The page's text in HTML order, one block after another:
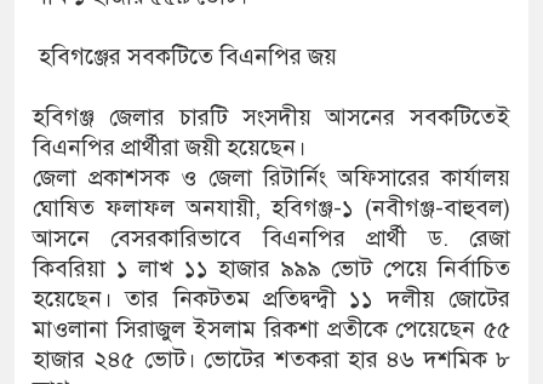
হবিগঞ্জের সবকটিতে বিএনপির জয়
হবিগঞ্জ জেলার চারটি সংসদীয় আসনের সবকটিতেই
বিএনপির প্রার্থীরা জয়ী হয়েছেন।
জেলা প্রকাশসক ও জেলা রিটার্নিং অফিসারের কার্যালয়
ঘোষিত ফলাফল অনযায়ী, হবিগঞ্জ-১ (নবীগঞ্জ-বাহুবল)
আসনে বেসরকারিভাবে বিএনপির প্রার্থী ড. রেজা
কিবরিয়া ১ লাখ ১১ হাজার ৯৯৯ ভোট পেয়ে নির্বাচিত
হয়েছেন। তার নিকটতম প্রতিদ্বন্দ্বী ১১ দলীয় জোটের
মাওলানা সিরাজুল ইসলাম রিকশা প্রতীকে পেয়েছেন ৫৫
হাজার ২৪৫ ভোট। ভোটের শতকরা হার ৪৬ দশমিক ৮